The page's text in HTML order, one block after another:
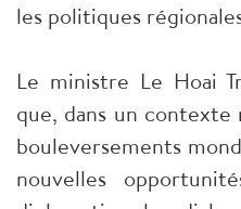
les politiques
Le ministre Le Hoai
que, dans un
bouleversements
nouvelles